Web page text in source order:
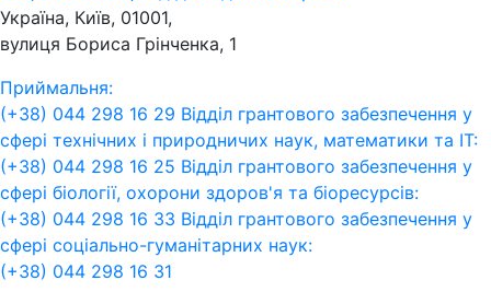
Україна, Київ, 01001,
вулиця Бориса Грінченка, 1
Приймальня:
(+38) 044 298 16 29 Відділ грантового забезпечення у
сфері технічних і природничих наук, математики та ІТ:
(+38) 044 298 16 25 Відділ грантового забезпечення у
сфері біології, охорони здоров'я та біоресурсів:
(+38) 044 298 16 33 Відділ грантового забезпечення у
сфері соціально-гуманітарних наук:
(+38) 044 298 16 31